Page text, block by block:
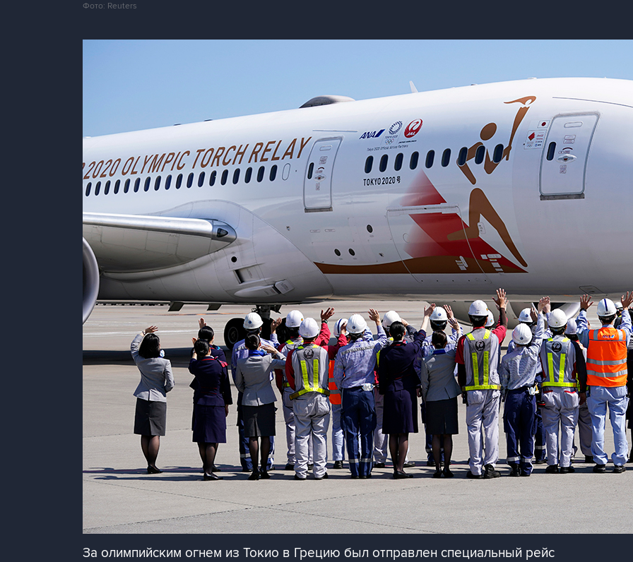
Фото: Reuters
За олимпийским огнем из Токио в Грецию был отправлен специальный рейс